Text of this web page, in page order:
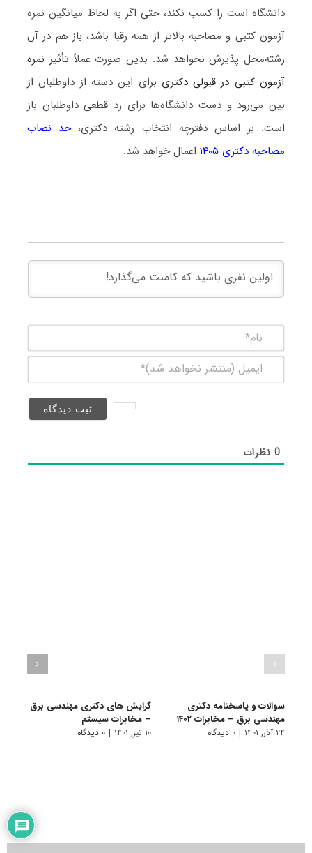
دانشگاه است را کسب نکند، حتی اگر به لحاظ میانگین نمره
آزمون کتبی و مصاحبه بالاتر از همه رقبا باشد، باز هم در آن
رشته‌محل پذیرش نخواهد شد. بدین صورت عملاً تأثیر نمره
آزمون کتبی در قبولی دکتری برای این دسته از داوطلبان از
بین می‌رود و دست دانشگاه‌ها برای رد قطعی داوطلبان باز
است. بر اساس دفترچه انتخاب رشته دکتری،حد نصاب
مصاحبه دکتری ۱۴۰۵
اعمال خواهد شد.
(منتشر
0نظرات
سوالات و پاسخنامه دکتری
مهندسی برق – مخابرات ۱۴۰۲
۲۴ آذر, ۱۴۰۱ | ۰ دیدگاه
گرایش های دکتری ﻣﻬﻨﺪسی ﺑﺮق
– ﻣﺨﺎﺑﺮات سیستم
۱۰ تیر, ۱۴۰۱ | ۰ دیدگاه